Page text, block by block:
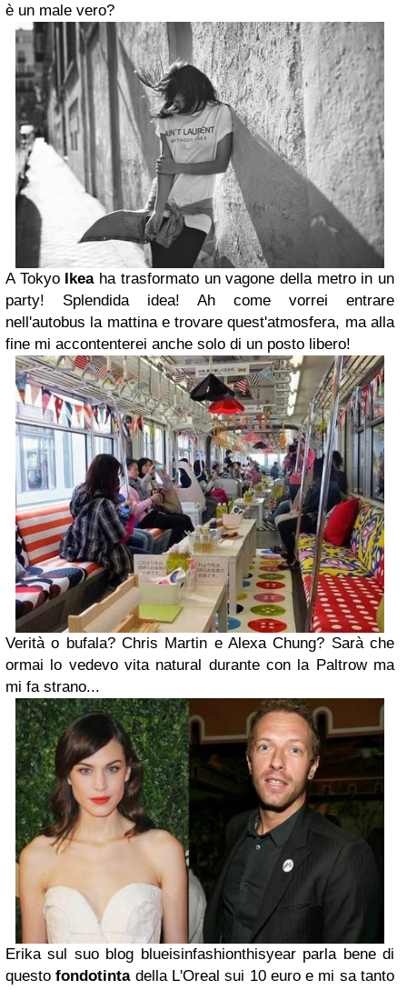
è un male vero?
A Tokyo Ikeaha trasformato un vagone della metro in un
party! Splendida idea! Ah come vorrei entrare
nell'autobus la mattina e trovare quest'atmosfera, ma alla
fine mi accontenterei anche solo di un posto libero!
Verità o bufala? Chris Martin e Alexa Chung? Sarà che
ormai lo vedevo vita natural durante con la Paltrow ma
mi fa strano...
Erika sul suo blog blueisinfashionthisyear parla bene di
questofondotintadella L'Oreal sui 10 euro e mi sa tanto